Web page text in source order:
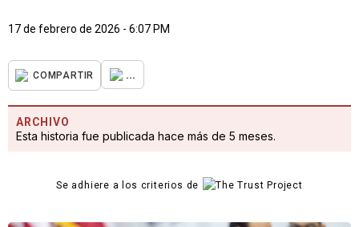
17 de febrero de 2026 - 6:07 PM
COMPARTIR ...
ARCHIVO
Esta historia fue publicada hace más de 5 meses.
Se adhiere a los criterios de